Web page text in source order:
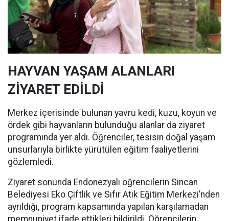
HAYVAN YAŞAM ALANLARI
ZİYARET EDİLDİ
Merkez içerisinde bulunan yavru kedi, kuzu, koyun ve
ördek gibi hayvanların bulunduğu alanlar da ziyaret
programında yer aldı. Öğrenciler, tesisin doğal yaşam
unsurlarıyla birlikte yürütülen eğitim faaliyetlerini
gözlemledi.
Ziyaret sonunda Endonezyalı öğrencilerin Sincan
Belediyesi Eko Çiftlik ve Sıfır Atık Eğitim Merkezi’nden
ayrıldığı, program kapsamında yapılan karşılamadan